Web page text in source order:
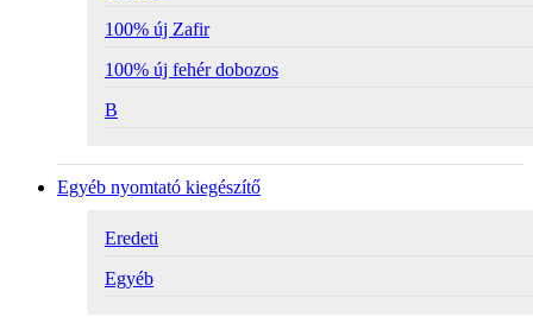
100% új Zafir
100% új fehér dobozos
B
Egyéb nyomtató kiegészítő
Eredeti
Egyéb